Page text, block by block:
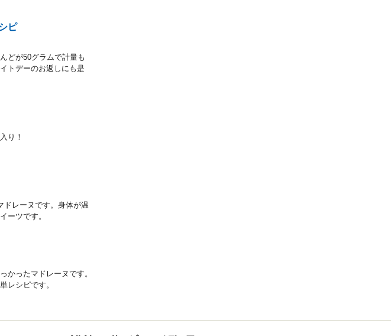
ピ
どが50グラムで計量も
トデーのお返しにも是
り！
ドレーヌです。身体が温
ーツです。
かったマドレーヌです。
レシピです。